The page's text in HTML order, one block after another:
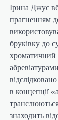
Ірина Джус
прагненням
бруківку до
хроматичний
в концепції
знаходить